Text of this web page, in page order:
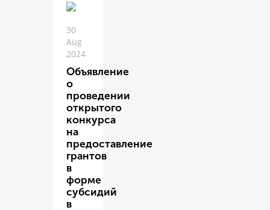
30
Aug
2024
Объявление
о
проведении
открытого
конкурса
на
предоставление
грантов
в
форме
субсидий
в